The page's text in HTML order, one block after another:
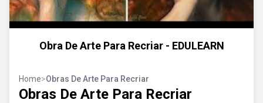
Obra De Arte Para Recriar - EDULEARN
Home>Obras De Arte Para Recriar
Obras De Arte Para Recriar